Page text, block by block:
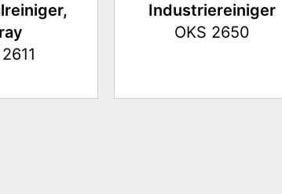
Industriereiniger
OKS 2650